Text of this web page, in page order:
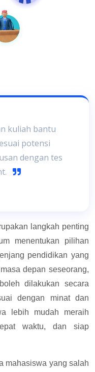
kuliah bantu
potensi
dengan tes
langkah penting
menentukan pilihan
pendidikan yang
depan seseorang,
dilakukan secara
dengan minat dan
lebih mudah meraih
waktu, dan siap
mahasiswa yang salah